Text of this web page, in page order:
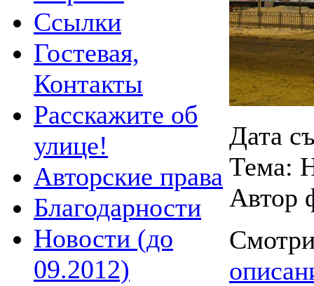
Ссылки
Гостевая,
Контакты
Расскажите об
улице!
Авторские права
Благодарности
Новости (до
09.2012)
Дата
Тема:
Автор